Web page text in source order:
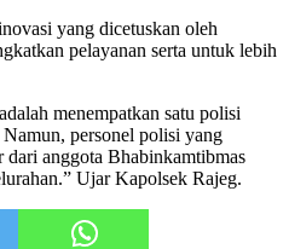
yang dicetuskan oleh
pelayanan serta untuk lebih
menempatkan satu polisi
personel polisi yang
dari anggota Bhabinkamtibmas
Ujar Kapolsek Rajeg.